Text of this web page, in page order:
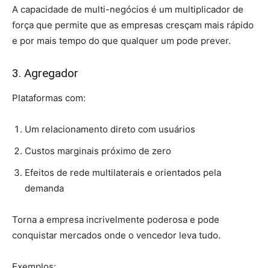
A capacidade de multi-negócios é um multiplicador de
força que permite que as empresas cresçam mais rápido
e por mais tempo do que qualquer um pode prever.
3. Agregador
Plataformas com:
Um relacionamento direto com usuários
Custos marginais próximo de zero
Efeitos de rede multilaterais e orientados pela
demanda
Torna a empresa incrivelmente poderosa e pode
conquistar mercados onde o vencedor leva tudo.